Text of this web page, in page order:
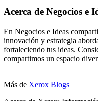
Acerca de Negocios e
En Negocios e Ideas
innovación y estrategia
fortaleciendo tus ideas.
compartimos un espacio
Más de Xerox Blogs